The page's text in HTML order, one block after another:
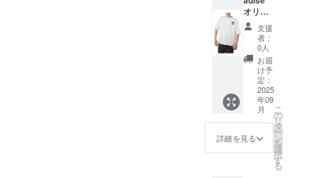
オリジ
ナルブ
ランドT
シャ
ツ】
”Pawra
dise”ロ
ゴをデ
ザイン
したT
シャツ
を提供
しま
す。 ・
支援
者：
0人
お届
け予
定：
2025
年09
月
詳細を見る
こ
の
リ
タ
ー
ン
を
選
択
す
る